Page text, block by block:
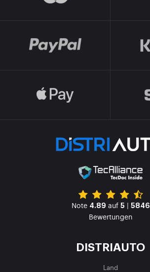
Note 4.89 auf 5 | 5846
Bewertungen
DISTRIAUTO
Land